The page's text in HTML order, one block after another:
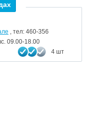
, тел: 460-356
09.00-18.00
4 шт